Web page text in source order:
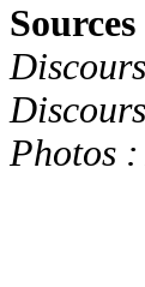
Sources
Photos